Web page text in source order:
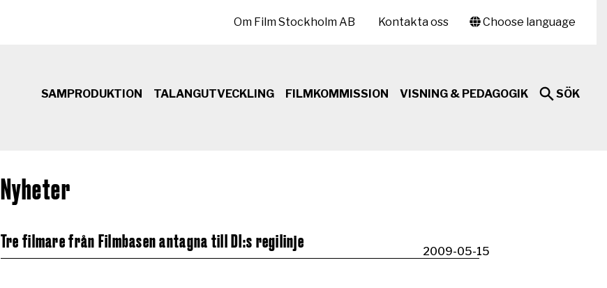
Choose language
Om Film Stockholm AB Kontakta oss
SAMPRODUKTION TALANGUTVECKLING FILMKOMMISSION VISNING & PEDAGOGIK SÖK
Nyheter
Tre filmare från Filmbasen antagna till DI:s regilinje
2009-05-15